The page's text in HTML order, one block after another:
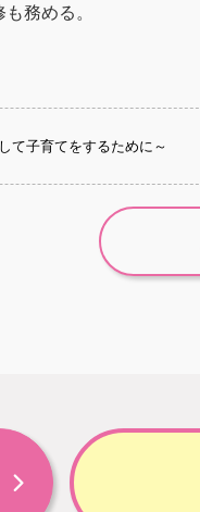
務める。
子育てをするために～